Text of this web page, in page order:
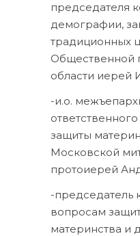
председателя
демографии,
традиционных
Общественной
области иерей
-и.о.
защиты
Московской
протоиерей
-председатель
вопросам
материнства и